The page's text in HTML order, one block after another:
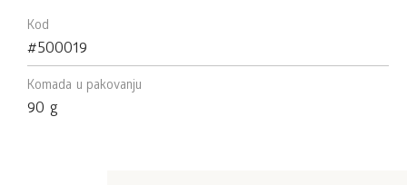
Kod
#500019
Komada u pakovanju
90 g